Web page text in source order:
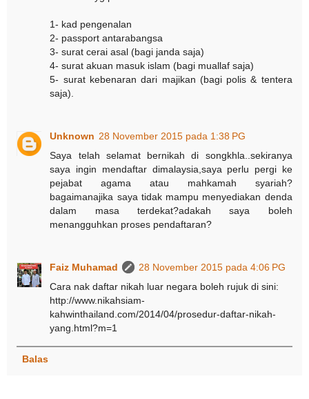
1- kad pengenalan
2- passport antarabangsa
3- surat cerai asal (bagi janda saja)
4- surat akuan masuk islam (bagi muallaf saja)
5- surat kebenaran dari majikan (bagi polis & tentera
saja).
Unknown 28 November 2015 pada 1:38 PG
Saya telah selamat bernikah di songkhla..sekiranya
saya ingin mendaftar dimalaysia,saya perlu pergi ke
pejabat agama atau mahkamah syariah?
bagaimanajika saya tidak mampu menyediakan denda
dalam masa terdekat?adakah saya boleh
menangguhkan proses pendaftaran?
Faiz Muhamad
28 November 2015 pada 4:06 PG
Cara nak daftar nikah luar negara boleh rujuk di sini:
http://www.nikahsiam-
kahwinthailand.com/2014/04/prosedur-daftar-nikah-
yang.html?m=1
Balas